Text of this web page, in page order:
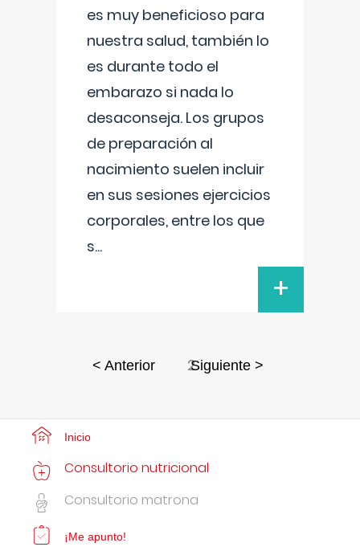
es muy beneficioso para
nuestra salud, también lo
es durante todo el
embarazo si nada lo
desaconseja. Los grupos
de preparación al
nacimiento suelen incluir
en sus sesiones ejercicios
corporales, entre los que
s...
+
< Anterior 2Siguiente >
Inicio
Consultorio nutricional
Consultorio matrona
¡Me apunto!